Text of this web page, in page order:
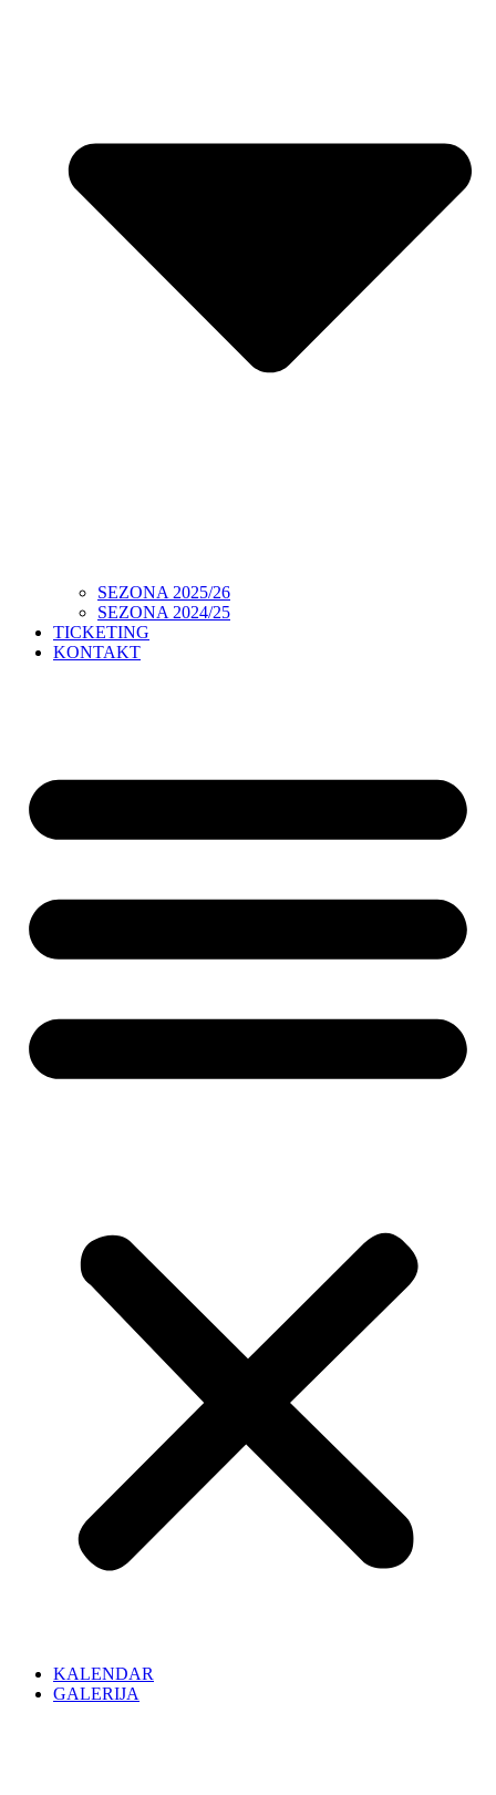
SEZONA 2025/26
SEZONA 2024/25
TICKETING
KONTAKT
KALENDAR
GALERIJA